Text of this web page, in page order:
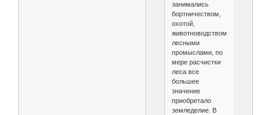
занимались
бортничеством,
охотой,
животноводством,
лесными
промыслами, по
мере расчистки
леса все
большее
значение
приобретало
земледелие. В